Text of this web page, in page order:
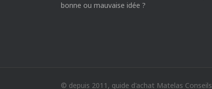
bonne ou mauvaise idée ?
© depuis 2011, guide d'achat Matelas Conseils